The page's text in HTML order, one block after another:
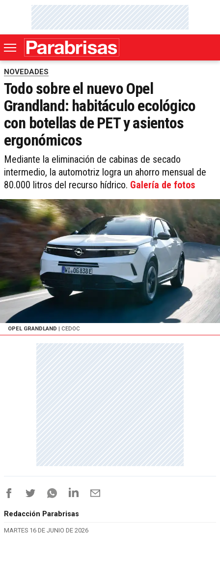
NOVEDADES
Todo sobre el nuevo Opel
Grandland: habitáculo ecológico
con botellas de PET y asientos
ergonómicos
Mediante la eliminación de cabinas de secado
intermedio, la automotriz logra un ahorro mensual de
80.000 litros del recurso hídrico. Galería de fotos
OPEL GRANDLAND | CEDOC
Redacción Parabrisas
MARTES 16 DE JUNIO DE 2026